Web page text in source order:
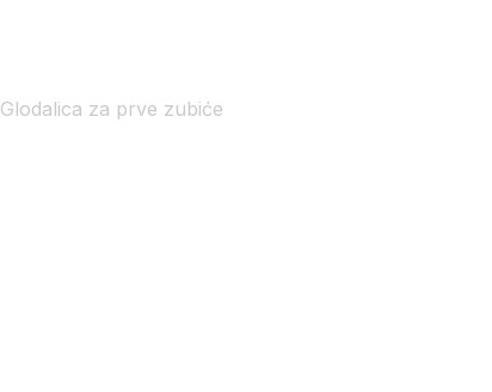
Glodalica za prve zubiće